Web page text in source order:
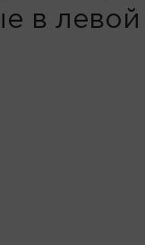
в левой